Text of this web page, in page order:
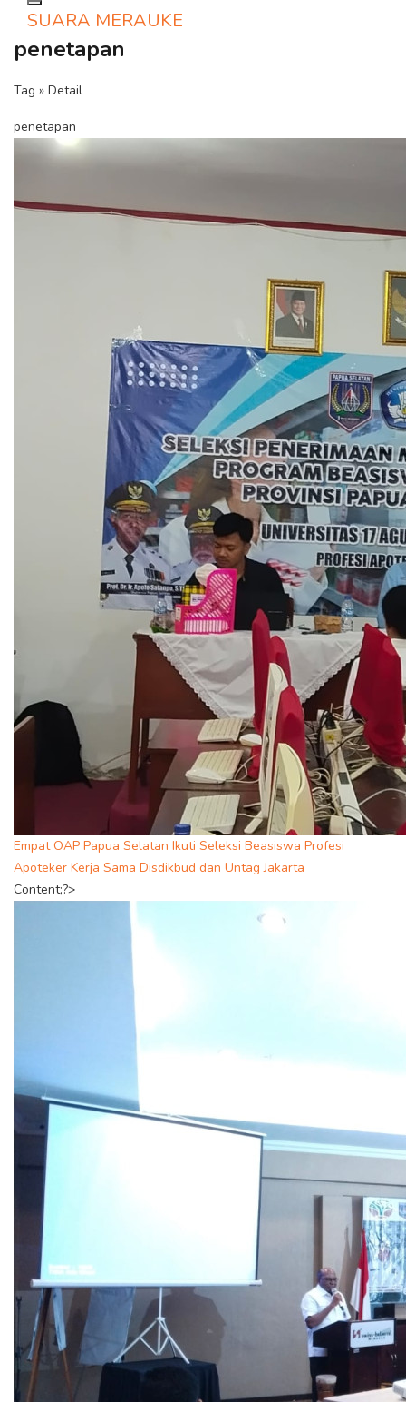
Toggle navigation
SUARA MERAUKE
penetapan
Tag » Detail
penetapan
Empat OAP Papua Selatan Ikuti Seleksi Beasiswa Profesi
Apoteker Kerja Sama Disdikbud dan Untag Jakarta
Content;?>